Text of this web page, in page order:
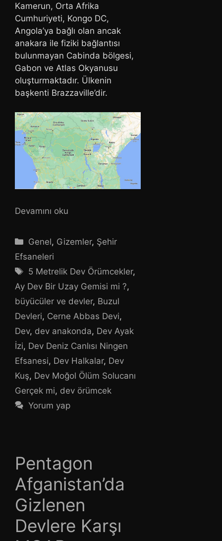
Kamerun, Orta Afrika
Cumhuriyeti, Kongo DC,
Angola’ya bağlı olan ancak
anakara ile fiziki bağlantısı
bulunmayan Cabinda bölgesi,
Gabon ve Atlas Okyanusu
oluşturmaktadır. Ülkenin
başkenti Brazzaville’dir.
Devamını oku
Kategoriler
Genel, Gizemler, Şehir
Efsaneleri
Etiketler
5 Metrelik Dev Örümcekler,
Ay Dev Bir Uzay Gemisi mi ?,
büyücüler ve devler, Buzul
Devleri, Cerne Abbas Devi,
Dev, dev anakonda, Dev Ayak
İzi, Dev Deniz Canlısı Ningen
Efsanesi, Dev Halkalar, Dev
Kuş, Dev Moğol Ölüm Solucanı
Gerçek mi, dev örümcek
Yorum yap
Pentagon
Afganistan’da
Gizlenen
Devlere Karşı